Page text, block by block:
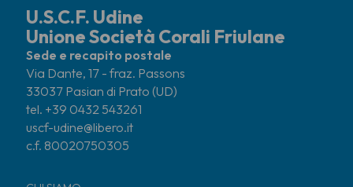
U.S.C.F. Udine
Unione Società Corali Friulane
Sede e recapito postale
Via Dante, 17 - fraz. Passons
33037 Pasian di Prato (UD)
tel. +39 0432 543261
uscf-udine@libero.it
c.f. 80020750305